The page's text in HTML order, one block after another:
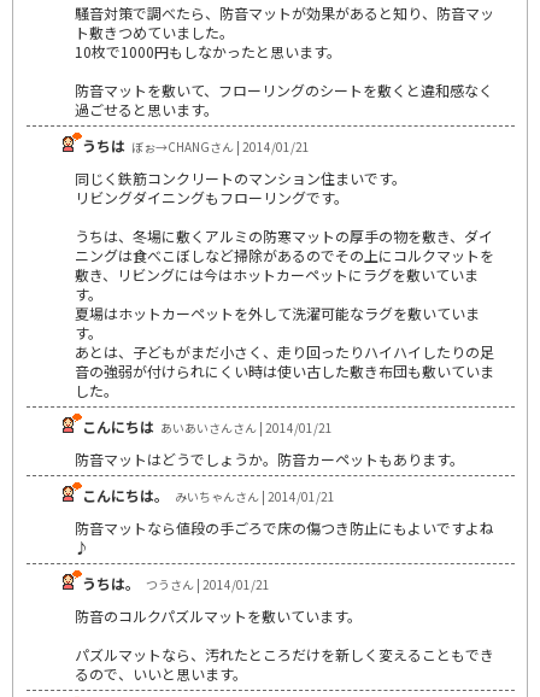
騒音対策で調べたら、防音マットが効果があると知り、防音マッ
ト敷きつめていました。
10枚で1000円もしなかったと思います。
防音マットを敷いて、フローリングのシートを敷くと違和感なく
過ごせると思います。
うちは ぼぉ→CHANGさん | 2014/01/21
同じく鉄筋コンクリートのマンション住まいです。
リビングダイニングもフローリングです。
うちは、冬場に敷くアルミの防寒マットの厚手の物を敷き、ダイ
ニングは食べこぼしなど掃除があるのでその上にコルクマットを
敷き、リビングには今はホットカーペットにラグを敷いていま
す。
夏場はホットカーペットを外して洗濯可能なラグを敷いていま
す。
あとは、子どもがまだ小さく、走り回ったりハイハイしたりの足
音の強弱が付けられにくい時は使い古した敷き布団も敷いていま
した。
こんにちは あいあいさんさん | 2014/01/21
防音マットはどうでしょうか。防音カーペットもあります。
こんにちは。
みいちゃんさん | 2014/01/21
防音マットなら値段の手ごろで床の傷つき防止にもよいですよね
♪
うちは。
つうさん | 2014/01/21
防音のコルクパズルマットを敷いています。
パズルマットなら、汚れたところだけを新しく変えることもでき
るので、いいと思います。